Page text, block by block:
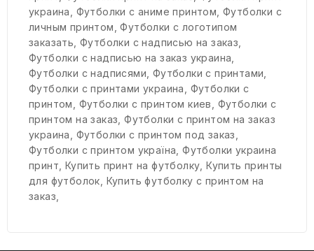
украина
Футболки с аниме принтом ,Футболки с
личным принтом ,Футболки с логотипом
заказать ,Футболки с надписью на заказ
Футболки с надписью на заказ украина
Футболки с надписями Футболки с принтами
Футболки с принтами украина
Футболки с
принтом
Футболки с принтом киев
Футболки с
принтом на заказ ,Футболки с принтом на заказ
украина
Футболки с принтом под заказ
Футболки с принтом україна ,Футболки украина
принт Купить принт на футболку ,Купить принты
для футболок Купить футболку с принтом на
заказ